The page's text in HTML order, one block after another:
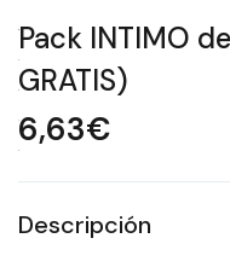
Pack INTIMO
GRATIS)
6,63€
Descripción